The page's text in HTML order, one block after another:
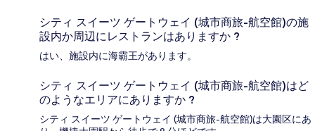
シティ スイーツ ゲートウェイ (城市商旅-航空館)の施
設内か周辺にレストランはありますか ?
はい、施設内に海霸王があります。
シティ スイーツ ゲートウェイ (城市商旅-航空館)はど
のようなエリアにありますか ?
シティ スイーツ ゲートウェイ (城市商旅-航空館)は大園区にあ